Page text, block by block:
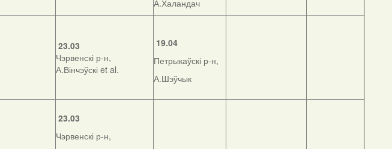
А.Халандач
23.03
Чэрвенскі р-н,
А.Вінчэўскі et al.
19.04
Петрыкаўскі р-н,
А.Шэўчык
23.03
Чэрвенскі р-н,